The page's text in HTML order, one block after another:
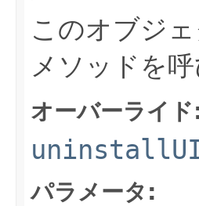
このオブジ
メソッドを
オーバーライド
パラメータ: